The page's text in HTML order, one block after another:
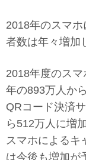
2018年のスマ
者数は年々増加
2018年度のス
年の893万人か
QRコード決済
ら512万人に増
スマホによるキ
は今後も増加が